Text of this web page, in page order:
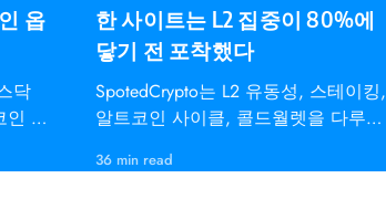
옵
닥
인 지
한 사이트는 L2 집중이 80%에
닿기 전 포착했다
SpotedCrypto는 L2 유동성, 스테이킹,
알트코인 사이클, 콜드월렛을 다루는
다.
36 min read